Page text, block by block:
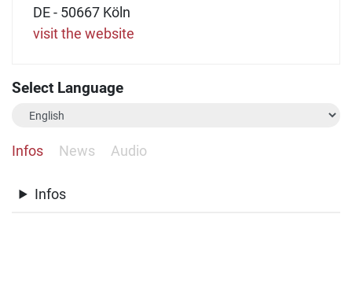
DE - 50667 Köln
visit the website
Select Language
Infos News Audio
Infos